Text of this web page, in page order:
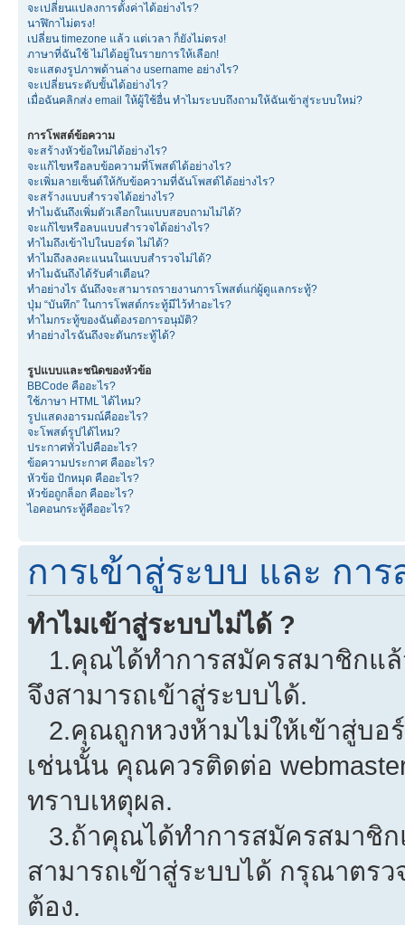
จะเปลี่ยนแปลงการตั้งค่าได้อย่างไร?
นาฬิกาไม่ตรง!
เปลี่ยน timezone แล้ว แต่เวลา ก็ยังไม่ตรง!
ภาษาที่ฉันใช้ ไม่ได้อยู่ในรายการให้เลือก!
จะแสดงรูปภาพด้านล่าง username อย่างไร?
จะเปลี่ยนระดับขั้นได้อย่างไร?
เมื่อฉันคลิกส่ง email ให้ผู้ใช้อื่น ทำไมระบบถึงถามให้ฉันเข้าสู่ระบบใหม่?
การโพสต์ข้อความ
จะสร้างหัวข้อใหม่ได้อย่างไร?
จะแก้ไขหรือลบข้อความที่โพสต์ได้อย่างไร?
จะเพิ่มลายเซ็นต์ให้กับข้อความที่ฉันโพสต์ได้อย่างไร?
จะสร้างแบบสำรวจได้อย่างไร?
ทำไมฉันถึงเพิ่มตัวเลือกในแบบสอบถามไม่ได้?
จะแก้ไขหรือลบแบบสำรวจได้อย่างไร?
ทำไมถึงเข้าไปในบอร์ด ไม่ได้?
ทำไมถึงลงคะแนนในแบบสำรวจไม่ได้?
ทำไมฉันถึงได้รับคำเตือน?
ทำอย่างไร ฉันถึงจะสามารถรายงานการโพสต์แก่ผู้ดูแลกระทู้?
ปุ่ม “บันทึก” ในการโพสต์กระทู้มีไว้ทำอะไร?
ทำไมกระทู้ของฉันต้องรอการอนุมัติ?
ทำอย่างไรฉันถึงจะดันกระทู้ได้?
รูปแบบและชนิดของหัวข้อ
BBCode คืออะไร?
ใช้ภาษา HTML ได้ไหม?
รูปแสดงอารมณ์คืออะไร?
จะโพสต์รูปได้ไหม?
ประกาศทั่วไปคืออะไร?
ข้อความประกาศ คืออะไร?
หัวข้อ ปักหมุด คืออะไร?
หัวข้อถูกล็อก คืออะไร?
ไอคอนกระทู้คืออะไร?
การเข้าสู่ระบบ และ กา
ทำไมเข้าสู่ระบบไม่ได้ ?
1.คุณได้ทำการสมัครสมาชิกแ
จึงสามารถเข้าสู่ระบบได้.
2.คุณถูกหวงห้ามไม่ให้เข้าสู่บอ
เช่นนั้น คุณควรติดต่อ
ทราบเหตุผล.
3.ถ้าคุณได้ทำการสมัครสมาชิ
สามารถเข้าสู่ระบบได้ กรุณาตรว
ต้อง.